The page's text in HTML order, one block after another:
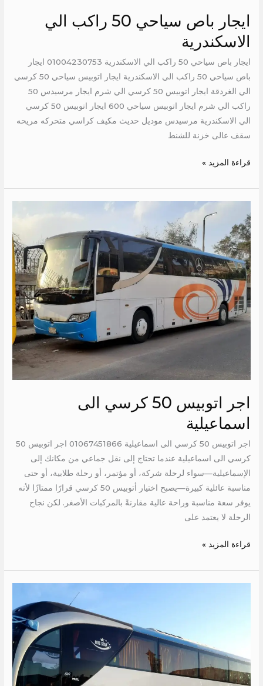
ايجار باص سياحي 50 راكب الي
الاسكندرية
ايجار باص سياحي 50 راكب الي الاسكندرية 01004230753 ايجار
باص سياحي 50 راكب الي الاسكندرية ايجار اتوبيس سياحي 50 كرسي
الي الغردقة ايجار اتوبيس 50 كرسي الي شرم ايجار مرسيدس 50
راكب الي شرم ايجار اتوبيس سياحي 600 ايجار اتوبيس 50 كرسي
الي الاسكندرية مرسيدس موديل حديث مكيف كراسي متحركه مريحه
سقف عالى خزنة للشنط
قراءة المزيد »
اجر اتوبيس 50 كرسي الى
اسماعيلية
اجر اتوبيس 50 كرسي الى اسماعيلية 01067451866 اجر اتوبيس 50
كرسي الى اسماعيلية عندما تحتاج إلى نقل جماعي من مكانك إلى
الإسماعيلية—سواء لرحلة شركة، أو مؤتمر، أو رحلة طلابية، أو حتى
مناسبة عائلية كبيرة—يصبح اختيار أتوبيس 50 كرسي قرارًا ممتازًا لأنه
يوفر سعة مناسبة وراحة عالية مقارنةً بالمركبات الأصغر. لكن نجاح
الرحلة لا يعتمد على
اتوبيس
50
كرسي
الى
اسماعيلية
قراءة المزيد »